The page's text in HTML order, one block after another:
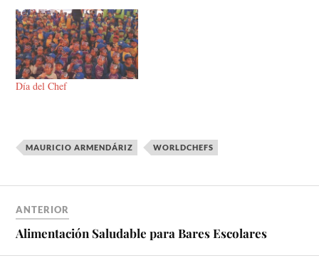
Día del Chef
MAURICIO ARMENDÁRIZ WORLDCHEFS
ANTERIOR
Alimentación Saludable para Bares Escolares